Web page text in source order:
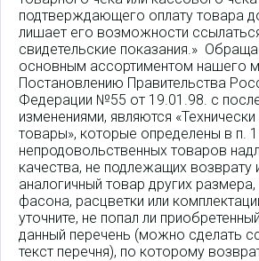
подтверждающего оплату товара
лишает его возможности
свидетельские показания.»
основным ассортиментом нашего
Постановлению Правительства
Федерации №55 от 19.01.98. с
изменениями, являются
товары», которые определены в п.
непродовольственных товаров
качества, не подлежащих возврату
аналогичный товар других
фасона, расцветки или
уточните, не попал ли
данный перечень (можно сделать
текст перечня), по которому